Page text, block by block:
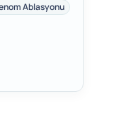
Ablasyonu